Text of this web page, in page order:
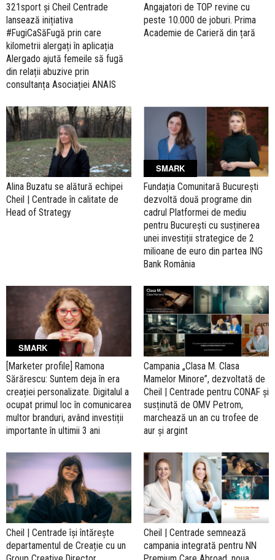
321sport și Cheil Centrade
lansează inițiativa
#FugiCaSăFugă prin care
kilometrii alergați în aplicația
Alergado ajută femeile să fugă
din relații abuzive prin
consultanța Asociației ANAIS
Angajatori de TOP revine cu
peste 10.000 de joburi. Prima
Academie de Carieră din țară
Alina Buzatu se alătură echipei
Cheil | Centrade în calitate de
Head of Strategy
SMARK
Fundația Comunitară București
dezvoltă două programe din
cadrul Platformei de mediu
pentru București cu susținerea
unei investiții strategice de 2
milioane de euro din partea ING
Bank România
SMARK
[Marketer profile] Ramona
Sărărescu: Suntem deja în era
creației personalizate. Digitalul a
ocupat primul loc în comunicarea
multor branduri, având investiții
importante în ultimii 3 ani
Campania „Clasa M. Clasa
Mamelor Minore”, dezvoltată de
Cheil | Centrade pentru CONAF și
susținută de OMV Petrom,
marchează un an cu trofee de
aur și argint
Cheil | Centrade își întărește
departamentul de Creație cu un
Cheil | Centrade semnează
campania integrată pentru NN